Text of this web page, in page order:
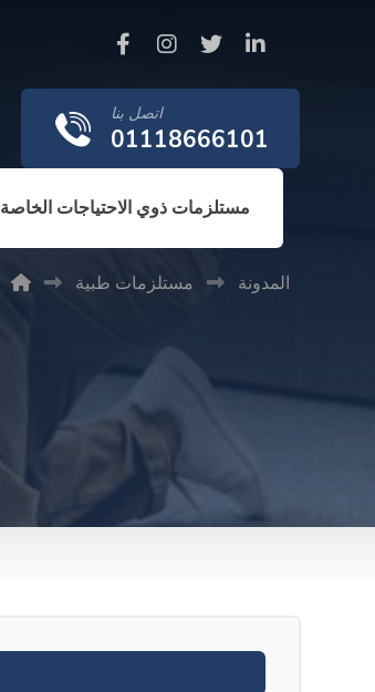
اتصل بنا
01118666101
مستلزمات ذوي الاحتياجات الخاصة
المدونة مستلزمات طبية